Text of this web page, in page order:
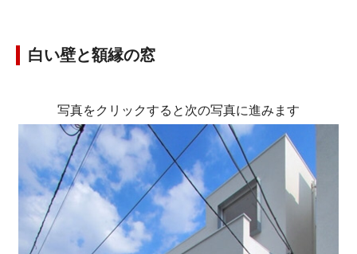
白い壁と額縁の窓
写真をクリックすると次の写真に進みます